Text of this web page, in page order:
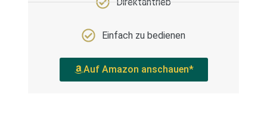
Einfach zu bedienen
Auf Amazon anschauen*